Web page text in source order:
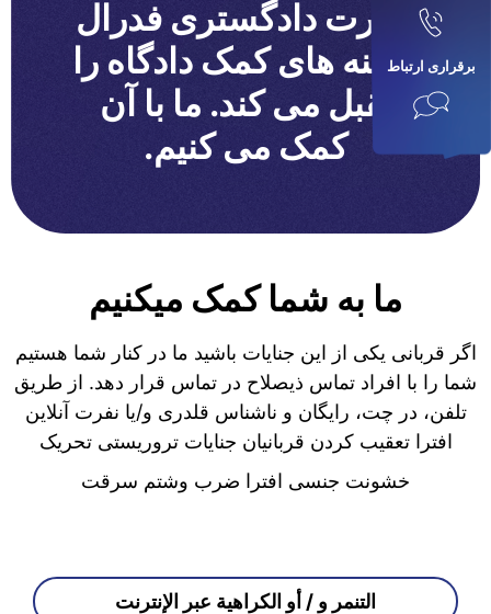
برقراری ارتباط
وزارت دادگستری فدرال
هزینه های کمک دادگاه را
تقبل می کند. ما با آن
کمک می کنیم.
ما به شما کمک میکنیم
اگر قربانی یکی از این جنایات باشید ما در کنار شما هستیم
شما را با افراد تماس ذیصلاح در تماس قرار دهد. از طریق
تلفن، در چت، رایگان و ناشناس قلدری و/یا نفرت آنلاین
افترا تعقیب کردن قربانیان جنایات تروریستی تحریک
خشونت جنسی افترا ضرب وشتم سرقت
التنمر و / أو الكراهية عبر الإنترنت